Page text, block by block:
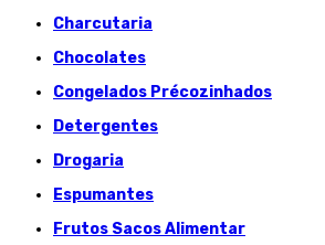
Charcutaria
Chocolates
Congelados Précozinhados
Detergentes
Drogaria
Espumantes
Frutos Sacos Alimentar